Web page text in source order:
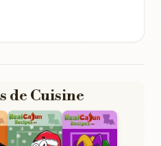
de Cuisine